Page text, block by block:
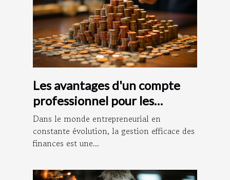
Les avantages d'un compte
professionnel pour les
entrepreneurs
Dans le monde entrepreneurial en
constante évolution, la gestion efficace des
finances est une...